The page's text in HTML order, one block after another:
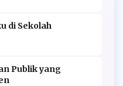
di Sekolah
Publik yang